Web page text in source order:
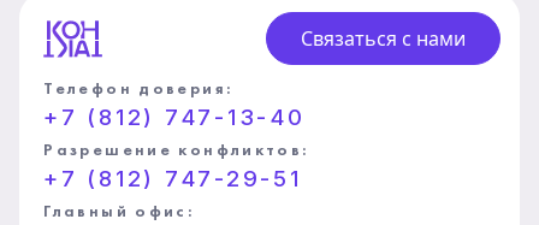
Связаться с нами
Телефон доверия:
+7 (812) 747-13-40
Разрешение конфликтов:
+7 (812) 747-29-51
Главный офис: